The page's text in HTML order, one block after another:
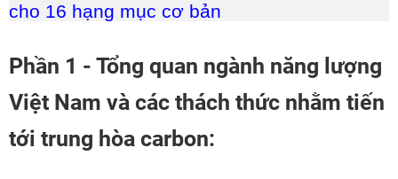
cho 16 hạng mục cơ bản
Phần 1 - Tổng quan ngành năng lượng
Việt Nam và các thách thức nhằm tiến
tới trung hòa carbon: